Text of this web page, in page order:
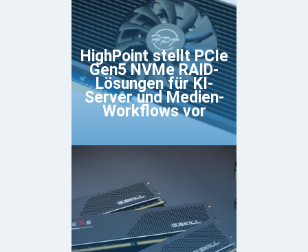
HighPoint stellt PCIe
Gen5 NVMe RAID-
Lösungen für KI-
Server und Medien-
Workflows vor